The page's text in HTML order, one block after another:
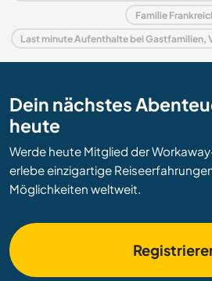
Familie
Dein nächstes
heute
Werde heute Mitglied der
erlebe einzigartige
Möglichkeiten weltweit.